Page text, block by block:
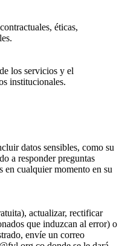
éticas,
los servicios y el
institucionales.
datos sensibles, como su
a responder preguntas
en cualquier momento en su
actualizar, rectificar
que induzcan al error) o
envíe un correo